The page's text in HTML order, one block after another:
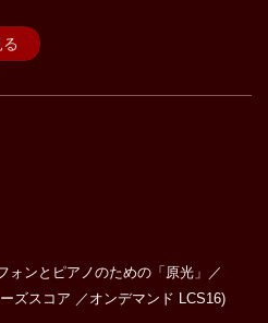
ォンとピアノのための「原光」／
ズスコア ／オンデマンド LCS16)